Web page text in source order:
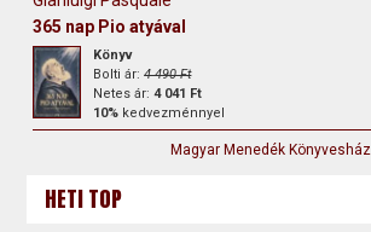
365 nap Pio atyával
Könyv
Bolti ár:4 490 Ft
Netes ár:4 041 Ft
10% kedvezménnyel
Magyar Menedék Könyvesház
HETI TOP